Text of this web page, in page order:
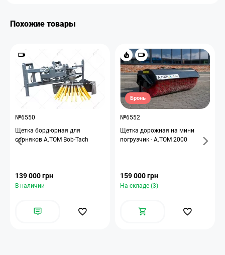
Похожие товары
№6550
Щетка бордюрная для
сорняков А.ТОМ Bob-Tach
139 000 грн
В наличии
Бронь
№6552
Щетка дорожная на мини
погрузчик - A.TOM 2000
159 000 грн
На складе (3)